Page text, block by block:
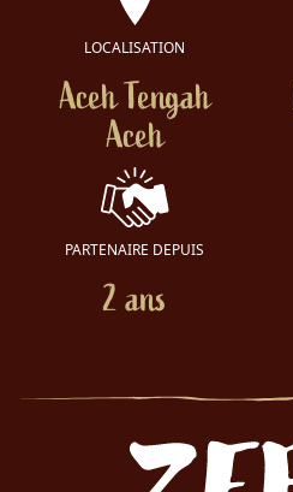
LOCALISATION
Aceh Tengah
Aceh
PARTENAIRE DEPUIS
2 ans